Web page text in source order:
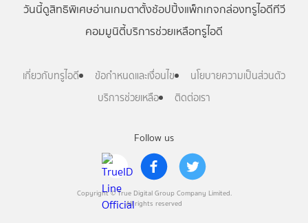
Follow us
Copyright © True Digital Group Company Limited.
All rights reserved
วันนี้ดูสิทธิพิเศษอ่านเกมตาตั้งช้อปปิ้งแพ็กเกจกล่องทรูไอดีทีวี
คอมมูนิตี้บริการช่วยเหลือทรูไอดี
เกี่ยวกับทรูไอดี ข้อกำหนดและเงื่อนไข
นโยบายความเป็นส่วนตัว
บริการช่วยเหลือ
ติดต่อเรา